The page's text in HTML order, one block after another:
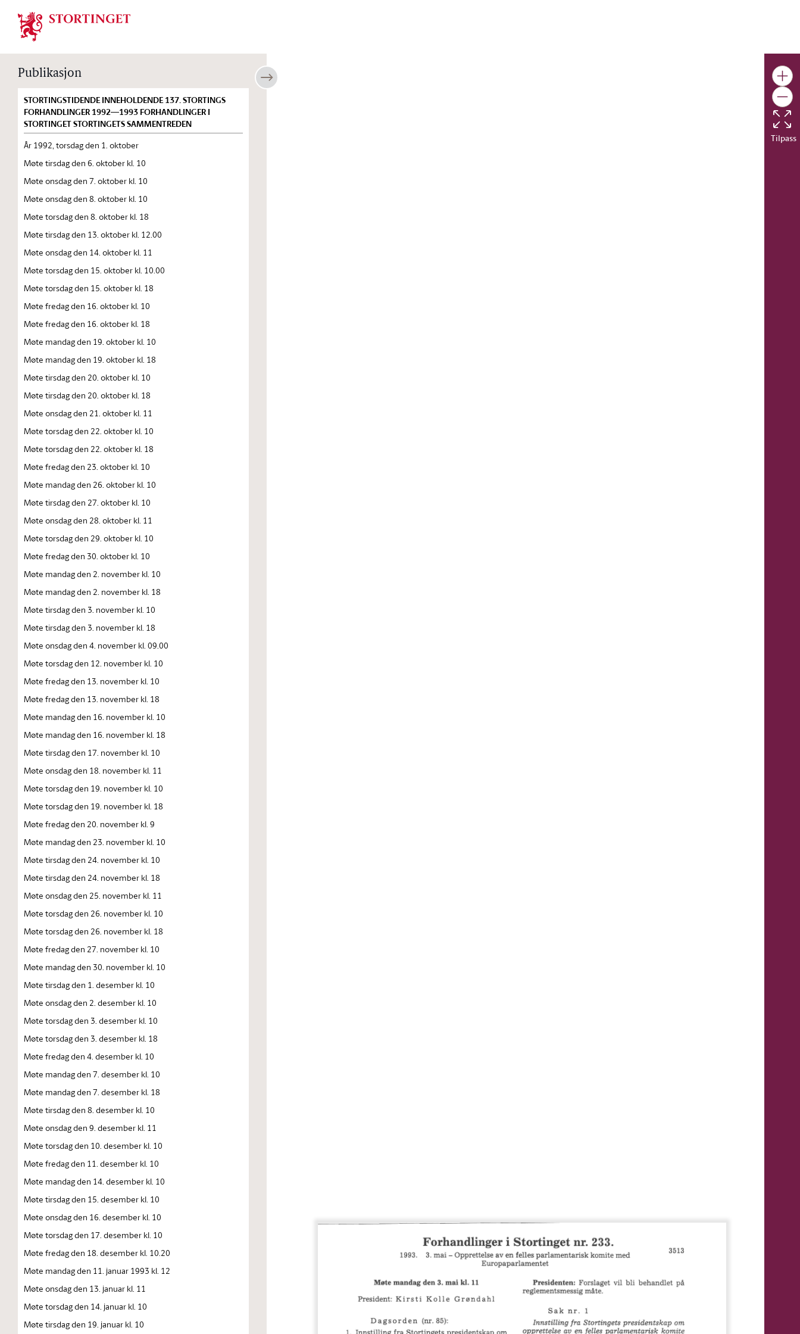
Stortinget.no
Publikasjon
STORTINGSTIDENDE INNEHOLDENDE 137. STORTINGS
FORHANDLINGER 1992—1993 FORHANDLINGER I
STORTINGET STORTINGETS SAMMENTREDEN
År 1992, torsdag den 1. oktober
Møte tirsdag den 6. oktober kl. 10
Møte onsdag den 7. oktober kl. 10
Møte onsdag den 8. oktober kl. 10
Møte torsdag den 8. oktober kl. 18
Møte tirsdag den 13. oktober kl. 12.00
Møte onsdag den 14. oktober kl. 11
Møte torsdag den 15. oktober kl. 10.00
Møte torsdag den 15. oktober kl. 18
Møte fredag den 16. oktober kl. 10
Møte fredag den 16. oktober kl. 18
Møte mandag den 19. oktober kl. 10
Møte mandag den 19. oktober kl. 18
Møte tirsdag den 20. oktober kl. 10
Møte tirsdag den 20. oktober kl. 18
Møte onsdag den 21. oktober kl. 11
Møte torsdag den 22. oktober kl. 10
Møte torsdag den 22. oktober kl. 18
Møte fredag den 23. oktober kl. 10
Møte mandag den 26. oktober kl. 10
Møte tirsdag den 27. oktober kl. 10
Møte onsdag den 28. oktober kl. 11
Møte torsdag den 29. oktober kl. 10
Møte fredag den 30. oktober kl. 10
Møte mandag den 2. november kl. 10
Møte mandag den 2. november kl. 18
Møte tirsdag den 3. november kl. 10
Møte tirsdag den 3. november kl. 18
Møte onsdag den 4. november kl. 09.00
Møte torsdag den 12. november kl. 10
Møte fredag den 13. november kl. 10
Møte fredag den 13. november kl. 18
Møte mandag den 16. november kl. 10
Møte mandag den 16. november kl. 18
Møte tirsdag den 17. november kl. 10
Møte onsdag den 18. november kl. 11
Møte torsdag den 19. november kl. 10
Møte torsdag den 19. november kl. 18
Møte fredag den 20. november kl. 9
Møte mandag den 23. november kl. 10
Møte tirsdag den 24. november kl. 10
Møte tirsdag den 24. november kl. 18
Møte onsdag den 25. november kl. 11
Møte torsdag den 26. november kl. 10
Møte torsdag den 26. november kl. 18
Møte fredag den 27. november kl. 10
Møte mandag den 30. november kl. 10
Møte tirsdag den 1. desember kl. 10
Møte onsdag den 2. desember kl. 10
Møte torsdag den 3. desember kl. 10
Møte torsdag den 3. desember kl. 18
Møte fredag den 4. desember kl. 10
Møte mandag den 7. desember kl. 10
Møte mandag den 7. desember kl. 18
Møte tirsdag den 8. desember kl. 10
Møte onsdag den 9. desember kl. 11
Møte torsdag den 10. desember kl. 10
Møte fredag den 11. desember kl. 10
Møte mandag den 14. desember kl. 10
Møte tirsdag den 15. desember kl. 10
Møte onsdag den 16. desember kl. 10
Møte torsdag den 17. desember kl. 10
Møte fredag den 18. desember kl. 10.20
Møte mandag den 11. januar 1993 kl. 12
Møte onsdag den 13. januar kl. 11
Møte torsdag den 14. januar kl. 10
Møte tirsdag den 19. januar kl. 10